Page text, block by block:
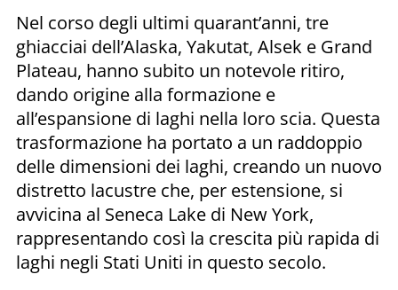
Nel corso degli ultimi quarant’anni, tre
ghiacciai dell’Alaska, Yakutat, Alsek e Grand
Plateau, hanno subito un notevole ritiro,
dando origine alla formazione e
all’espansione di laghi nella loro scia. Questa
trasformazione ha portato a un raddoppio
delle dimensioni dei laghi, creando un nuovo
distretto lacustre che, per estensione, si
avvicina al Seneca Lake di New York,
rappresentando così la crescita più rapida di
laghi negli Stati Uniti in questo secolo.